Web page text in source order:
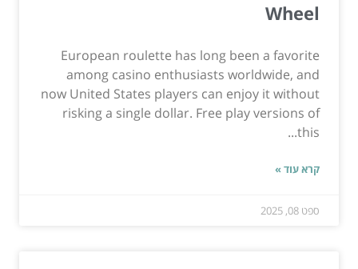
Wheel
European roulette has long been a favorite
among casino enthusiasts worldwide, and
now United States players can enjoy it without
risking a single dollar. Free play versions of
this...
קרא עוד »
ספט 08, 2025